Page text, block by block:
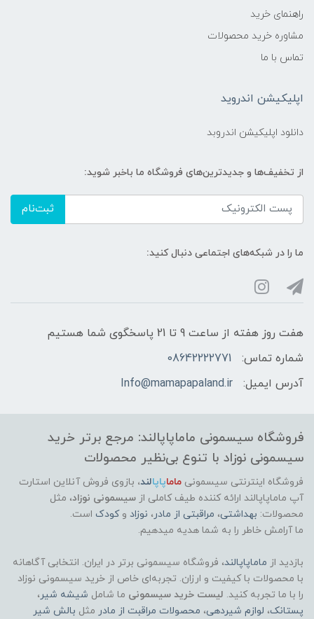
راهنمای خرید
مشاوره خرید محصولات
تماس با ما
اپلیکیشن اندروید
دانلود اپلیکیشن اندروبد
از تخفیف‌ها و جدیدترین‌های فروشگاه ما باخبر شوید:
ثبت‌نام
ما را در شبکه‌های اجتماعی دنبال کنید:
هفت روز هفته از ساعت 9 تا 21 پاسخگوی شما هستیم
شماره تماس:
08642222771
آدرس ایمیل:
Info@mamapapaland.ir
فروشگاه سیسمونی ماماپاپالند: مرجع برتر خرید
سیسمونی نوزاد با تنوع بی‌نظیر محصولات
فروشگاه اینترنتی سیسمونی ماماپاپالند، بازوی فروش آنلاین استارت
آپ ماماپاپالند ارائه کننده طیف کاملی از سیسمونی نوزاد، مثل
محصولات: بهداشتی، مراقبتی از مادر، نوزاد وکودک است.
ما آرامش خاطر را به شما هدیه میدهیم.
بازدید از ماماپاپالند، فروشگاه سیسمونی برتر در ایران. انتخابی آگاهانه
با محصولات با کیفیت و ارزان. تجربه‌ای خاص از خرید سیسمونی نوزاد
را با ما تجربه کنید. لیست خرید سیسمونی ما شامل شیشه شیر،
پستانک، لوازم شیردهی، محصولات مراقبت از مادر مثل بالش شیر